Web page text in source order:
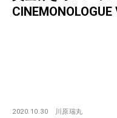
CINEMONOLOGUE
2020.10.30 川原瑞丸